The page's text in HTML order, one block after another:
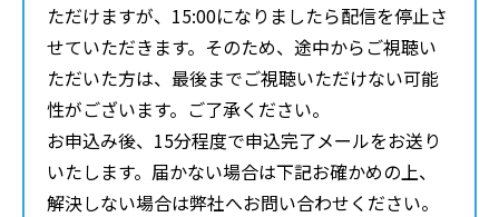
ただけますが、15:00になりましたら配信を停止さ
せていただきます。そのため、途中からご視聴い
ただいた方は、最後までご視聴いただけない可能
性がございます。ご了承ください。
お申込み後、15分程度で申込完了メールをお送り
いたします。届かない場合は下記お確かめの上、
解決しない場合は弊社へお問い合わせください。